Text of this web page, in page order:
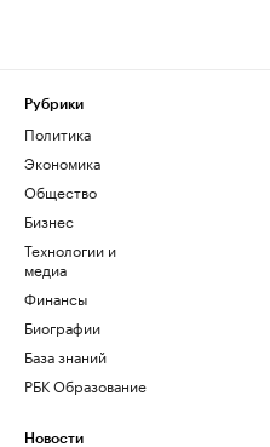
Рубрики
Политика
Экономика
Общество
Бизнес
Технологии и
медиа
Финансы
Биографии
База знаний
РБК Образование
Новости